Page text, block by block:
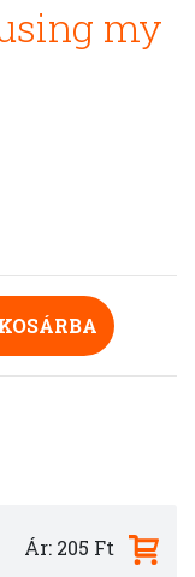
my
KOSÁRBA
Ár: 205 Ft